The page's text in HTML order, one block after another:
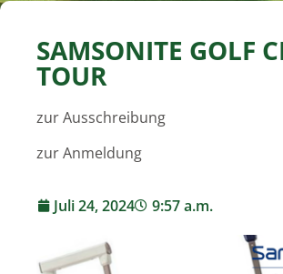
SAMSONITE GOLF
TOUR
zur Ausschreibung
zur Anmeldung
Juli 24, 2024 9:57 a.m.